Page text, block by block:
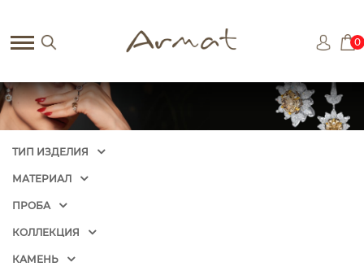
0
ТИП ИЗДЕЛИЯ
МАТЕРИАЛ
ПРОБА
КОЛЛЕКЦИЯ
КАМЕНЬ